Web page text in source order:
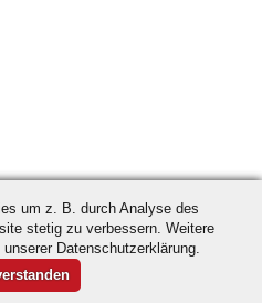
um z. B. durch Analyse des
stetig zu verbessern. Weitere
Datenschutzerklärung.